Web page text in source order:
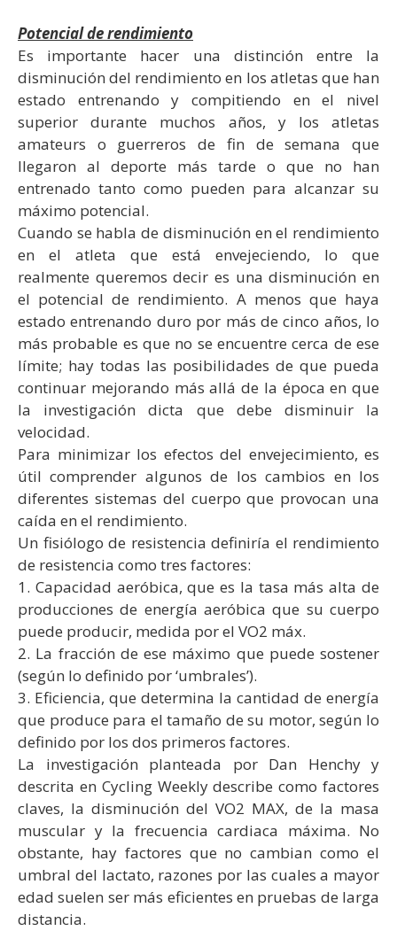
Potencial de rendimiento
Es importante hacer una distinción entre la
disminución del rendimiento en los atletas que han
estado entrenando y compitiendo en el nivel
superior durante muchos años, y los atletas
amateurs o guerreros de fin de semana que
llegaron al deporte más tarde o que no han
entrenado tanto como pueden para alcanzar su
máximo potencial.
Cuando se habla de disminución en el rendimiento
en el atleta que está envejeciendo, lo que
realmente queremos decir es una disminución en
el potencial de rendimiento. A menos que haya
estado entrenando duro por más de cinco años, lo
más probable es que no se encuentre cerca de ese
límite; hay todas las posibilidades de que pueda
continuar mejorando más allá de la época en que
la investigación dicta que debe disminuir la
velocidad.
Para minimizar los efectos del envejecimiento, es
útil comprender algunos de los cambios en los
diferentes sistemas del cuerpo que provocan una
caída en el rendimiento.
Un fisiólogo de resistencia definiría el rendimiento
de resistencia como tres factores:
1. Capacidad aeróbica, que es la tasa más alta de
producciones de energía aeróbica que su cuerpo
puede producir, medida por el VO2 máx.
2. La fracción de ese máximo que puede sostener
(según lo definido por ‘umbrales’).
3. Eficiencia, que determina la cantidad de energía
que produce para el tamaño de su motor, según lo
definido por los dos primeros factores.
La investigación planteada por Dan Henchy y
descrita en Cycling Weekly describe como factores
claves, la disminución del VO2 MAX, de la masa
muscular y la frecuencia cardiaca máxima. No
obstante, hay factores que no cambian como el
umbral del lactato, razones por las cuales a mayor
edad suelen ser más eficientes en pruebas de larga
distancia.